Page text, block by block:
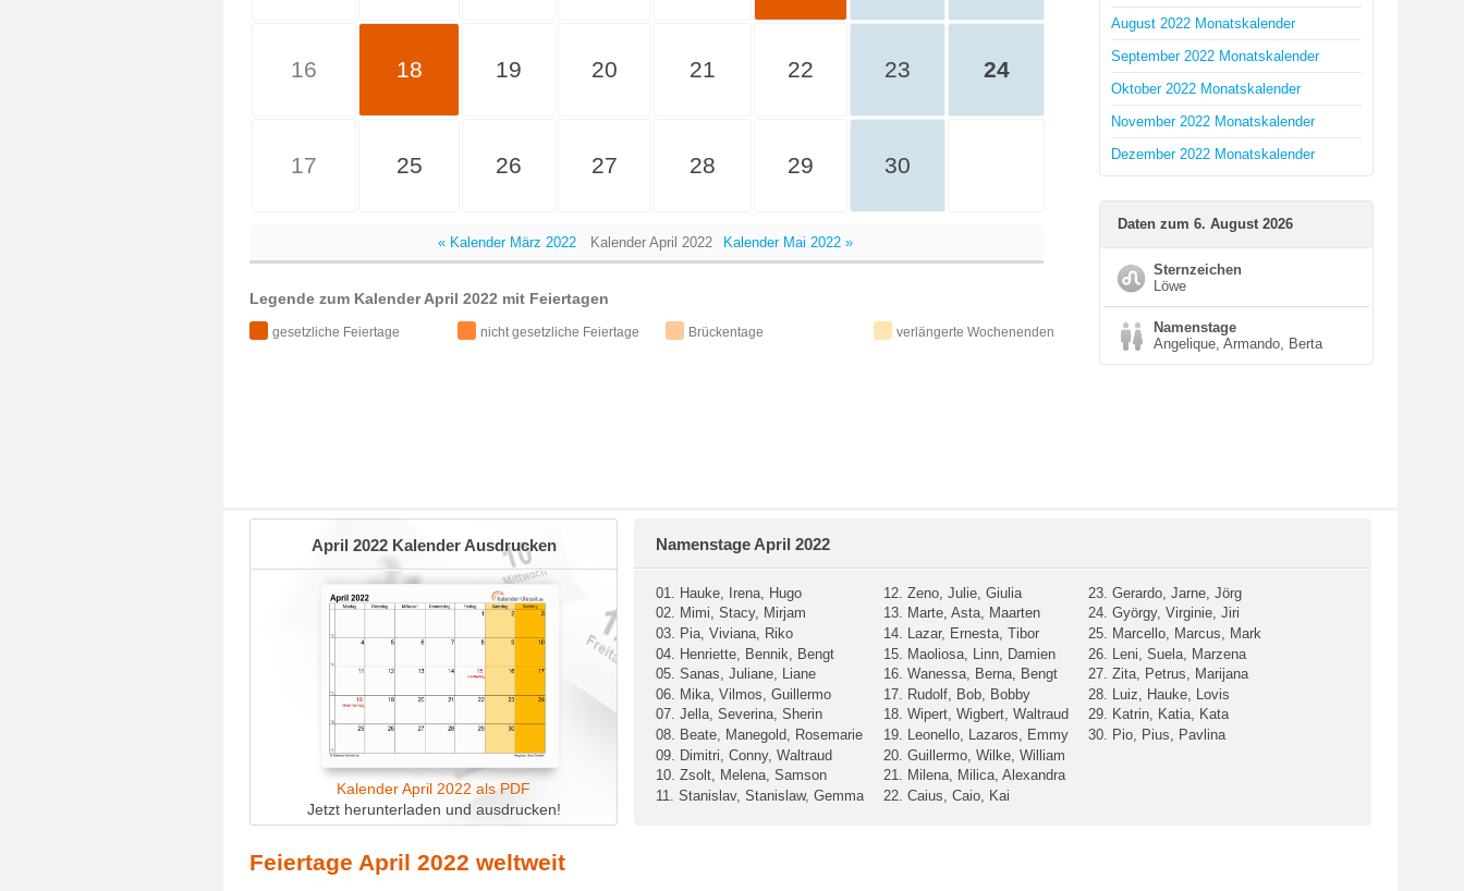
16 18 19 20 21 22 23 24
17 25 26 27 28 29 30
« Kalender März 2022 Kalender April 2022 Kalender Mai 2022 »
Legende zum Kalender April 2022 mit Feiertagen
gesetzliche Feiertage nicht gesetzliche Feiertage Brückentage verlängerte Wochenenden
August 2022 Monatskalender
September 2022 Monatskalender
Oktober 2022 Monatskalender
November 2022 Monatskalender
Dezember 2022 Monatskalender
Daten zum 6. August 2026
Sternzeichen
Löwe
Namenstage
Angelique, Armando, Berta
April 2022 Kalender Ausdrucken
Kalender April 2022 als PDF
Jetzt herunterladen und ausdrucken!
Namenstage April 2022
01. Hauke, Irena, Hugo
02. Mimi, Stacy, Mirjam
03. Pia, Viviana, Riko
04. Henriette, Bennik, Bengt
05. Sanas, Juliane, Liane
06. Mika, Vilmos, Guillermo
07. Jella, Severina, Sherin
08. Beate, Manegold, Rosemarie
09. Dimitri, Conny, Waltraud
10. Zsolt, Melena, Samson
11. Stanislav, Stanislaw, Gemma
12. Zeno, Julie, Giulia
13. Marte, Asta, Maarten
14. Lazar, Ernesta, Tibor
15. Maoliosa, Linn, Damien
16. Wanessa, Berna, Bengt
17. Rudolf, Bob, Bobby
18. Wipert, Wigbert, Waltraud
19. Leonello, Lazaros, Emmy
20. Guillermo, Wilke, William
21. Milena, Milica, Alexandra
22. Caius, Caio, Kai
23. Gerardo, Jarne, Jörg
24. György, Virginie, Jiri
25. Marcello, Marcus, Mark
26. Leni, Suela, Marzena
27. Zita, Petrus, Marijana
28. Luiz, Hauke, Lovis
29. Katrin, Katia, Kata
30. Pio, Pius, Pavlina
Feiertage April 2022 weltweit